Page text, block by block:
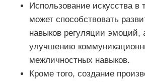
Использование искусства в
может способствовать
навыков регуляции эмоций,
улучшению
межличностных навыков.
Кроме того, создание